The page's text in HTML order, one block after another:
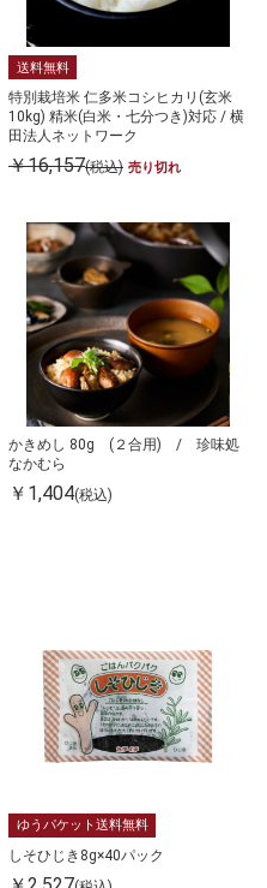
送料無料
特別栽培米 仁多米コシヒカリ(玄米
10kg) 精米(白米・七分つき)対応 / 横
田法人ネットワーク
￥16,157(税込) 売り切れ
かきめし 80g (２合用) / 珍味処
なかむら
￥1,404(税込)
ゆうパケット送料無料
しそひじき8g×40パック